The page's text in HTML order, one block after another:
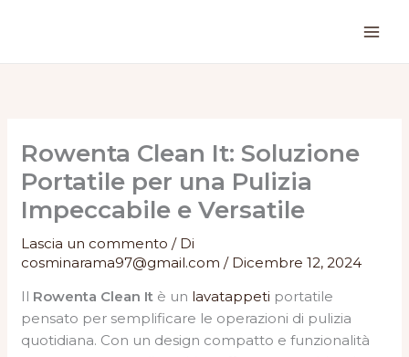
Rowenta Clean It: Soluzione
Portatile per una Pulizia
Impeccabile e Versatile
Lascia un commento / Di
cosminarama97@gmail.com/ Dicembre 12, 2024
Il Rowenta Clean It è un lavatappeti portatile
pensato per semplificare le operazioni di pulizia
quotidiana. Con un design compatto e funzionalità